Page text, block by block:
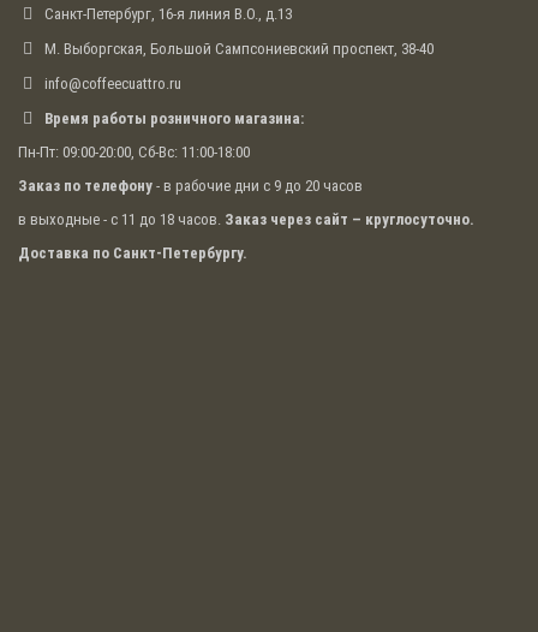
Санкт-Петербург, 16-я линия В.О., д.13
М. Выборгская, Большой Сампсониевский проспект, 38-40
info@coffeecuattro.ru
Время работы розничного магазина:
Пн-Пт: 09:00-20:00, Сб-Вс: 11:00-18:00
Заказ по телефону - в рабочие дни с 9 до 20 часов
в выходные - с 11 до 18 часов. Заказ через сайт – круглосуточно.
Доставка по Санкт-Петербургу.